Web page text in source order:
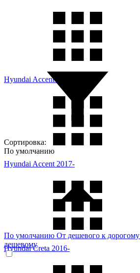
Hyundai Accent 2011- (RB)
Hyundai Accent 2017-
Hyundai Creta 2016-
Сортировка:
По умолчанию
По умолчанию От дешевого к дорогому
дешевому